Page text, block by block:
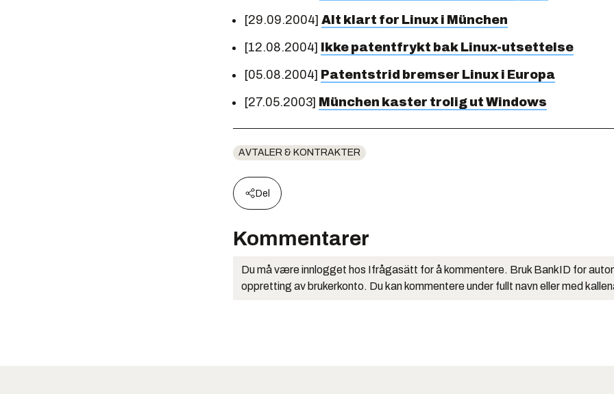
[29.09.2004] Alt klart for Linux i München
[12.08.2004]
Ikke patentfrykt bak Linux-utsettelse
[05.08.2004] Patentstrid bremser Linux i Europa
[27.05.2003] München kaster trolig ut Windows
AVTALER & KONTRAKTER
Del
Kommentarer
Du må være innlogget hos Ifrågasätt for å kommentere. Bruk BankID for
oppretting av brukerkonto. Du kan kommentere under fullt navn eller med